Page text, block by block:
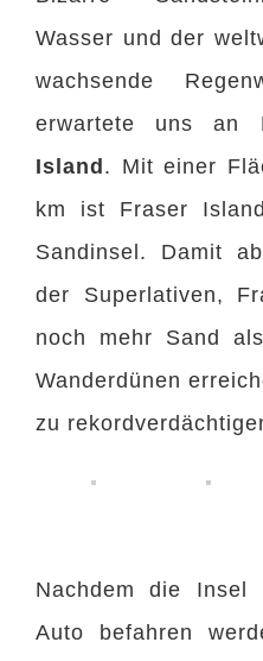
Wasser und der
wachsende
erwartete uns an
Island. Mit einer
km ist Fraser
Sandinsel. Damit
der Superlativen,
noch mehr Sand
Wanderdünen
zu
Nachdem die Insel
Auto befahren